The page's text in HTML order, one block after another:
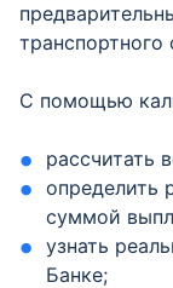
транспортного
С помощью
рассчитать
определить
суммой
узнать
Банке;